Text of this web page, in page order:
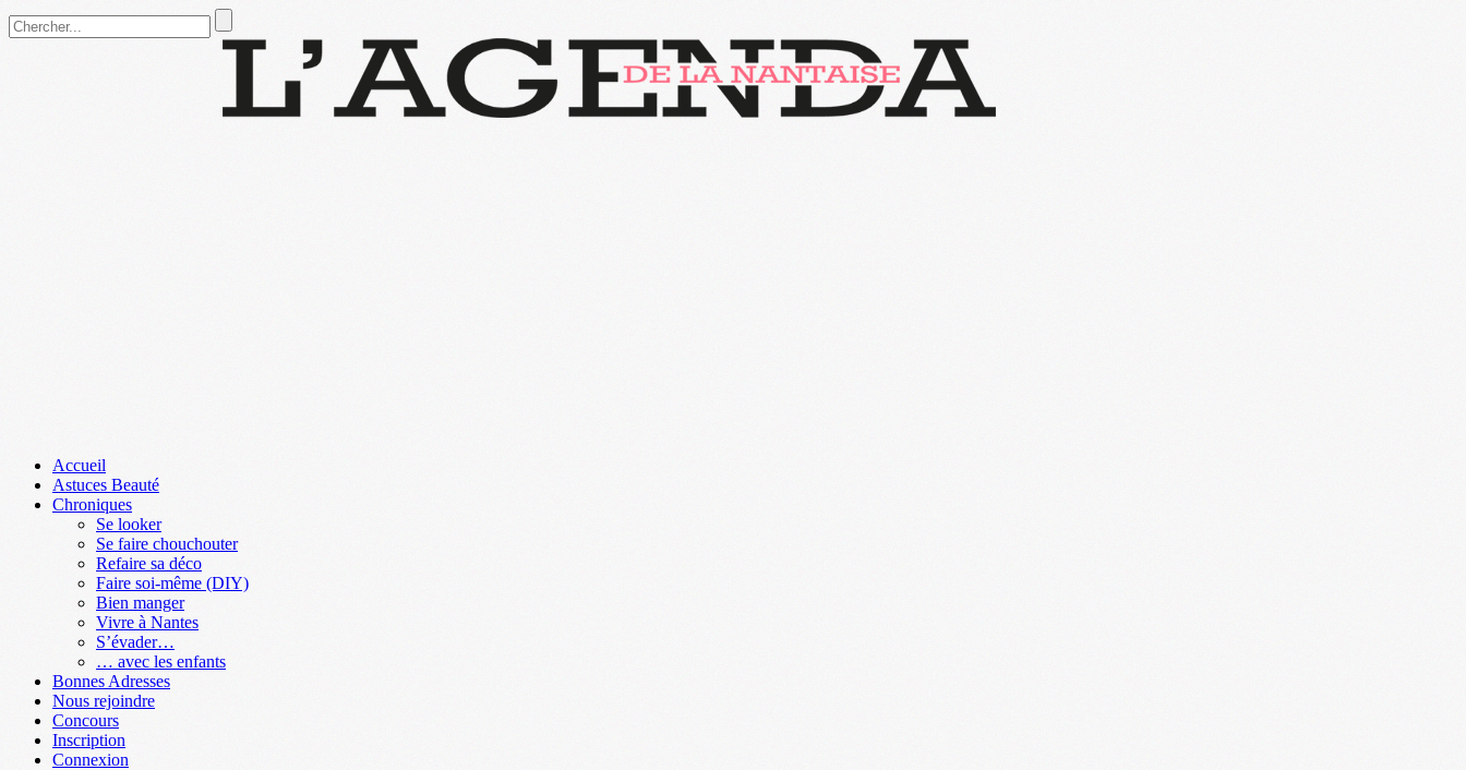
Accueil
Astuces Beauté
Chroniques
Se looker
Se faire chouchouter
Refaire sa déco
Faire soi-même (DIY)
Bien manger
Vivre à Nantes
S’évader…
… avec les enfants
Bonnes Adresses
Nous rejoindre
Concours
Inscription
Connexion